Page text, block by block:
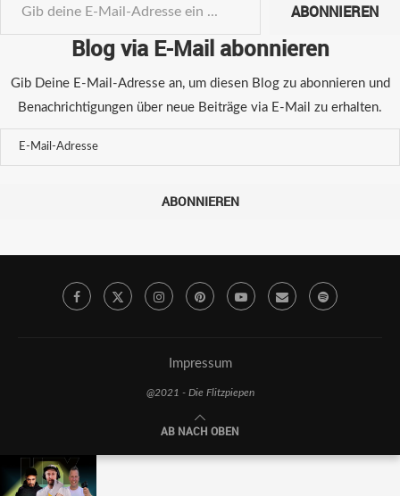
ABONNIEREN
Blog via E-Mail abonnieren
Gib Deine E-Mail-Adresse an, um diesen Blog zu abonnieren und
Benachrichtigungen über neue Beiträge via E-Mail zu erhalten.
ABONNIEREN
Impressum
@2021 - Die Flitzpiepen
AB NACH OBEN